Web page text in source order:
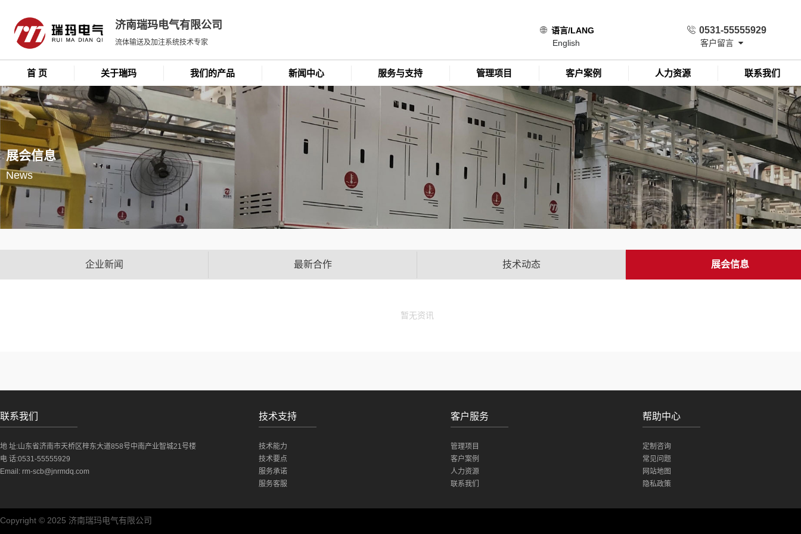
济南瑞玛电气有限公司
流体输送及加注系统技术专家
语言/LANG
English
0531-55555929
客户留言
首 页 关于瑞玛 我们的产品 新闻中心 服务与支持 管理项目 客户案例 人力资源 联系我们
展会信息
News
企业新闻 最新合作 技术动态 展会信息
暂无资讯
联系我们
地 址:山东省济南市天桥区梓东大道858号中南产业智城21号楼
电 话:0531-55555929
Email: rm-scb@jnrmdq.com
技术支持
技术能力
技术要点
服务承诺
服务客服
客户服务
管理项目
客户案例
人力资源
联系我们
帮助中心
定制咨询
常见问题
网站地图
隐私政策
Copyright © 2025 济南瑞玛电气有限公司